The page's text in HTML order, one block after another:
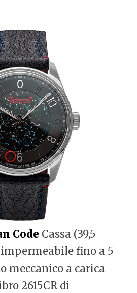
Code Cassa (39,5
fino a 5
meccanico a carica
2615CR di